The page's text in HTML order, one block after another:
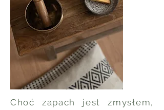
Choć zapach jest zmysłem,